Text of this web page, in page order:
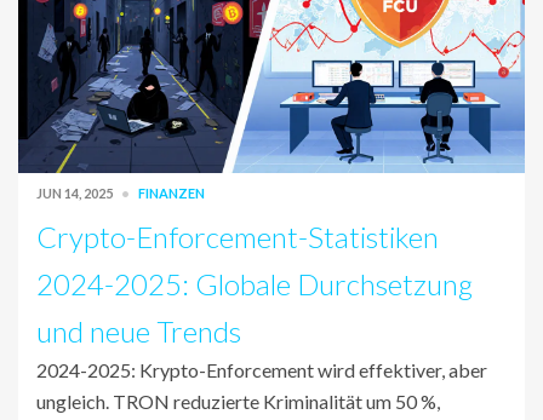
JUN 14, 2025 FINANZEN
Crypto-Enforcement-Statistiken
2024-2025: Globale Durchsetzung
und neue Trends
2024-2025: Krypto-Enforcement wird effektiver, aber
ungleich. TRON reduzierte Kriminalität um 50 %,